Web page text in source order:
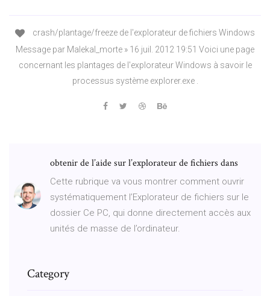
crash/plantage/freeze de l'explorateur de fichiers Windows
Message par Malekal_morte » 16 juil. 2012 19:51 Voici une page
concernant les plantages de l'explorateur Windows à savoir le
processus système explorer.exe .
obtenir de l’aide sur l’explorateur de fichiers dans
Cette rubrique va vous montrer comment ouvrir
systématiquement l’Explorateur de fichiers sur le
dossier Ce PC, qui donne directement accès aux
unités de masse de l’ordinateur.
Category